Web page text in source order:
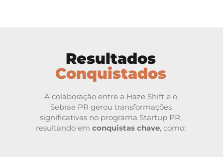
Resultados
Conquistados
A colaboração entre a Haze Shift e o
Sebrae PR gerou transformações
significativas no programa Startup PR,
resultando em conquistas chave, como: